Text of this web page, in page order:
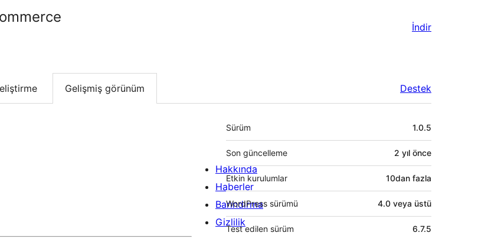
İndir
Gelişmiş görünüm Destek
Meta
Sürüm 1.0.5
Son güncelleme 2 yıl önce
Etkin kurulumlar 10dan fazla
WordPress sürümü 4.0 veya üstü
Test edilen sürüm 6.7.5
Hakkında
Haberler
Barındırma
Gizlilik